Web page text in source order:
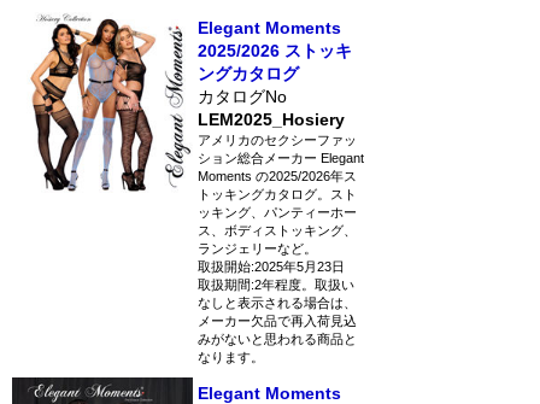
Elegant Moments
2025/2026 ストッキ
ングカタログ
カタログNo
LEM2025_Hosiery
アメリカのセクシーファッ
ション総合メーカー Elegant
Moments の2025/2026年ス
トッキングカタログ。スト
ッキング、パンティーホー
ス、ボディストッキング、
ランジェリーなど。
取扱開始:2025年5月23日
取扱期間:2年程度。取扱い
なしと表示される場合は、
メーカー欠品で再入荷見込
みがないと思われる商品と
なります。
Elegant Moments